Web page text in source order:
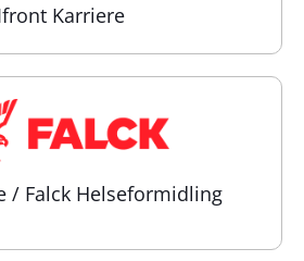
Karriere
/ Falck Helseformidling